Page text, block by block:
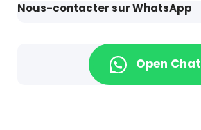
Nous-contacter sur WhatsApp
Open Chat